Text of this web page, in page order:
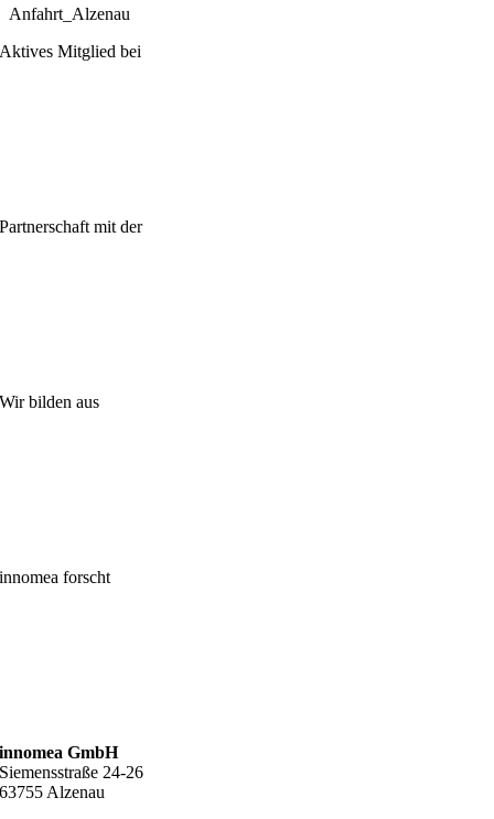
Anfahrt_Alzenau
Aktives Mitglied bei
Partnerschaft mit der
Wir bilden aus
innomea forscht
innomea GmbH
Siemensstraße 24-26
63755 Alzenau